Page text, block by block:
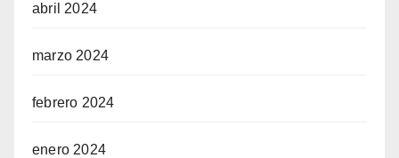
abril 2024
marzo 2024
febrero 2024
enero 2024